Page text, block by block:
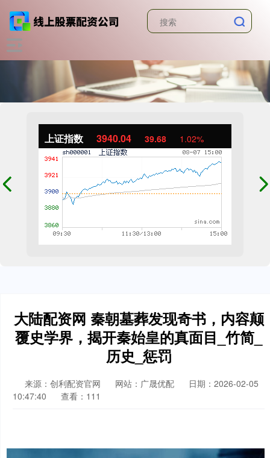
上证指数 3940.04 39.68 1.02%
大陆配资网 秦朝墓葬发现奇书，内容颠
覆史学界，揭开秦始皇的真面目_竹简_
历史_惩罚
来源：创利配资官网 网站：广晟优配
日期：2026-02-05
10:47:40
查看：111